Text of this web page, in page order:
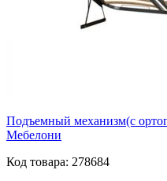
Подъемный механизм(с
Мебелони
Код товара: 278684